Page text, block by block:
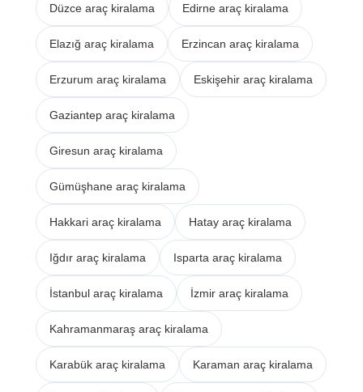
Düzce araç kiralama Edirne araç kiralama
Elazığ araç kiralama Erzincan araç kiralama
Erzurum araç kiralama Eskişehir araç kiralama
Gaziantep araç kiralama
Giresun araç kiralama
Gümüşhane araç kiralama
Hakkari araç kiralama Hatay araç kiralama
Iğdır araç kiralama Isparta araç kiralama
İstanbul araç kiralama İzmir araç kiralama
Kahramanmaraş araç kiralama
Karabük araç kiralama Karaman araç kiralama